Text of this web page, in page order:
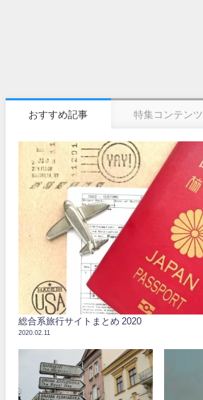
おすすめ記事 特集コンテンツ
総合系旅行サイトまとめ 2020
2020.02.11